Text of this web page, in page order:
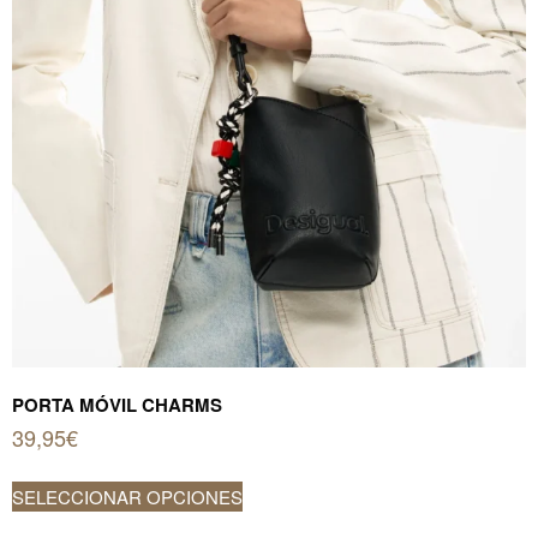
PORTA MÓVIL CHARMS
39,95€
SELECCIONAR OPCIONES
Este
producto